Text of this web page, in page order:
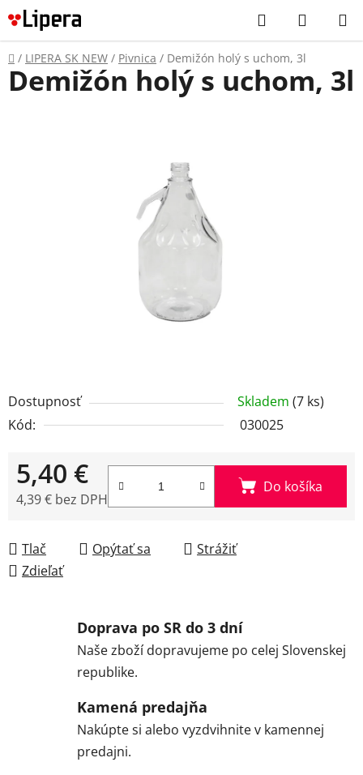
Prejsť
na
obsah
Hľadať
KOŠÍK
Domov
/ LIPERA SK NEW / Pivnica / Demižón holý s uchom, 3l
Dostupnosť Skladem (7 ks)
Kód:
030025
5,40 €
4,39 € bez DPH
Do košíka
Tlač Opýtať sa
Strážiť
Zdieľať
Demižón holý s uchom, 3l
Doprava po SR do 3 dní
Naše zboží dopravujeme po celej Slovenskej
republike.
Kamená predajňa
Nakúpte si alebo vyzdvihnite v kamennej
predajni.